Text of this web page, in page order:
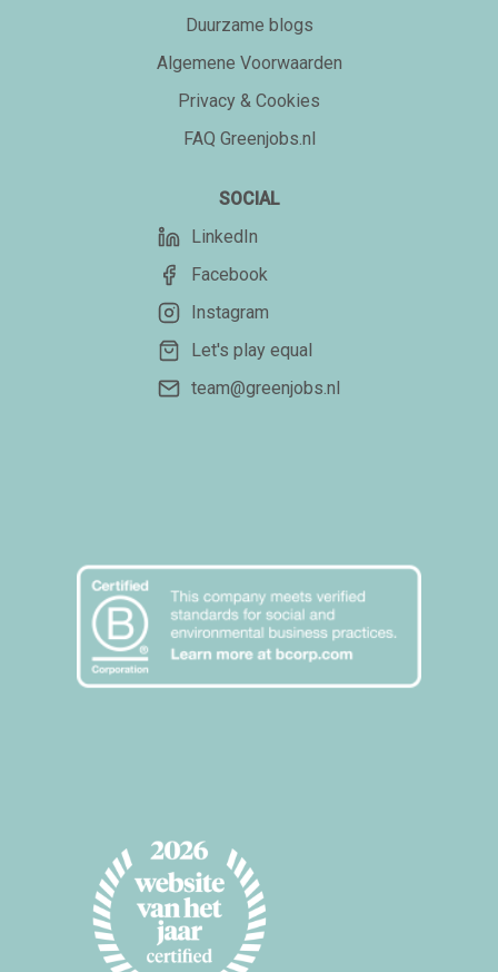
Duurzame blogs
Algemene Voorwaarden
Privacy & Cookies
FAQ Greenjobs.nl
SOCIAL
LinkedIn
Facebook
Instagram
Let's play equal
team@greenjobs.nl